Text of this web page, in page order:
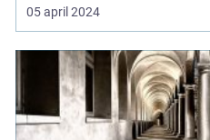
05 april 2024